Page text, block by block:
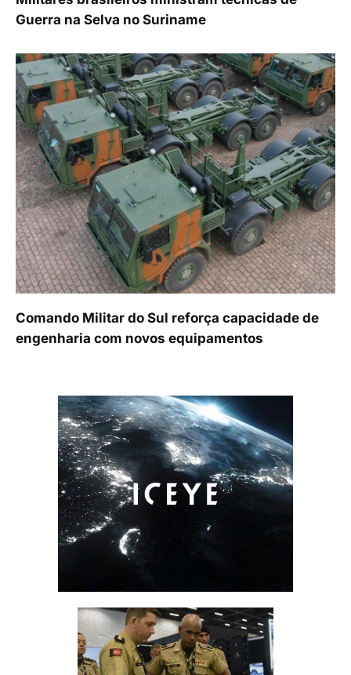
Guerra na Selva no Suriname
Comando Militar do Sul reforça capacidade de
engenharia com novos equipamentos